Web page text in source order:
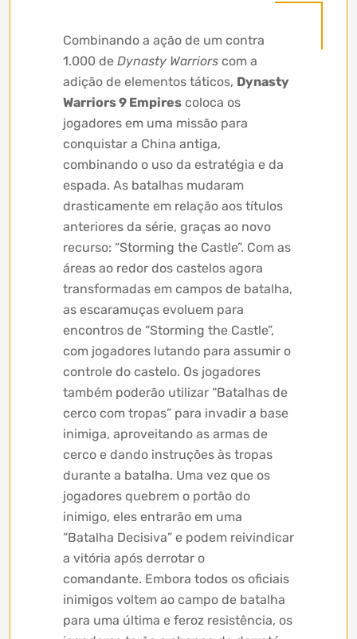
Combinando a ação de um contra
1.000 de Dynasty Warriors com a
adição de elementos táticos, Dynasty
Warriors 9 Empires coloca os
jogadores em uma missão para
conquistar a China antiga,
combinando o uso da estratégia e da
espada. As batalhas mudaram
drasticamente em relação aos títulos
anteriores da série, graças ao novo
recurso: “Storming the Castle”. Com as
áreas ao redor dos castelos agora
transformadas em campos de batalha,
as escaramuças evoluem para
encontros de “Storming the Castle”,
com jogadores lutando para assumir o
controle do castelo. Os jogadores
também poderão utilizar “Batalhas de
cerco com tropas” para invadir a base
inimiga, aproveitando as armas de
cerco e dando instruções às tropas
durante a batalha. Uma vez que os
jogadores quebrem o portão do
inimigo, eles entrarão em uma
“Batalha Decisiva” e podem reivindicar
a vitória após derrotar o
comandante. Embora todos os oficiais
inimigos voltem ao campo de batalha
para uma última e feroz resistência, os